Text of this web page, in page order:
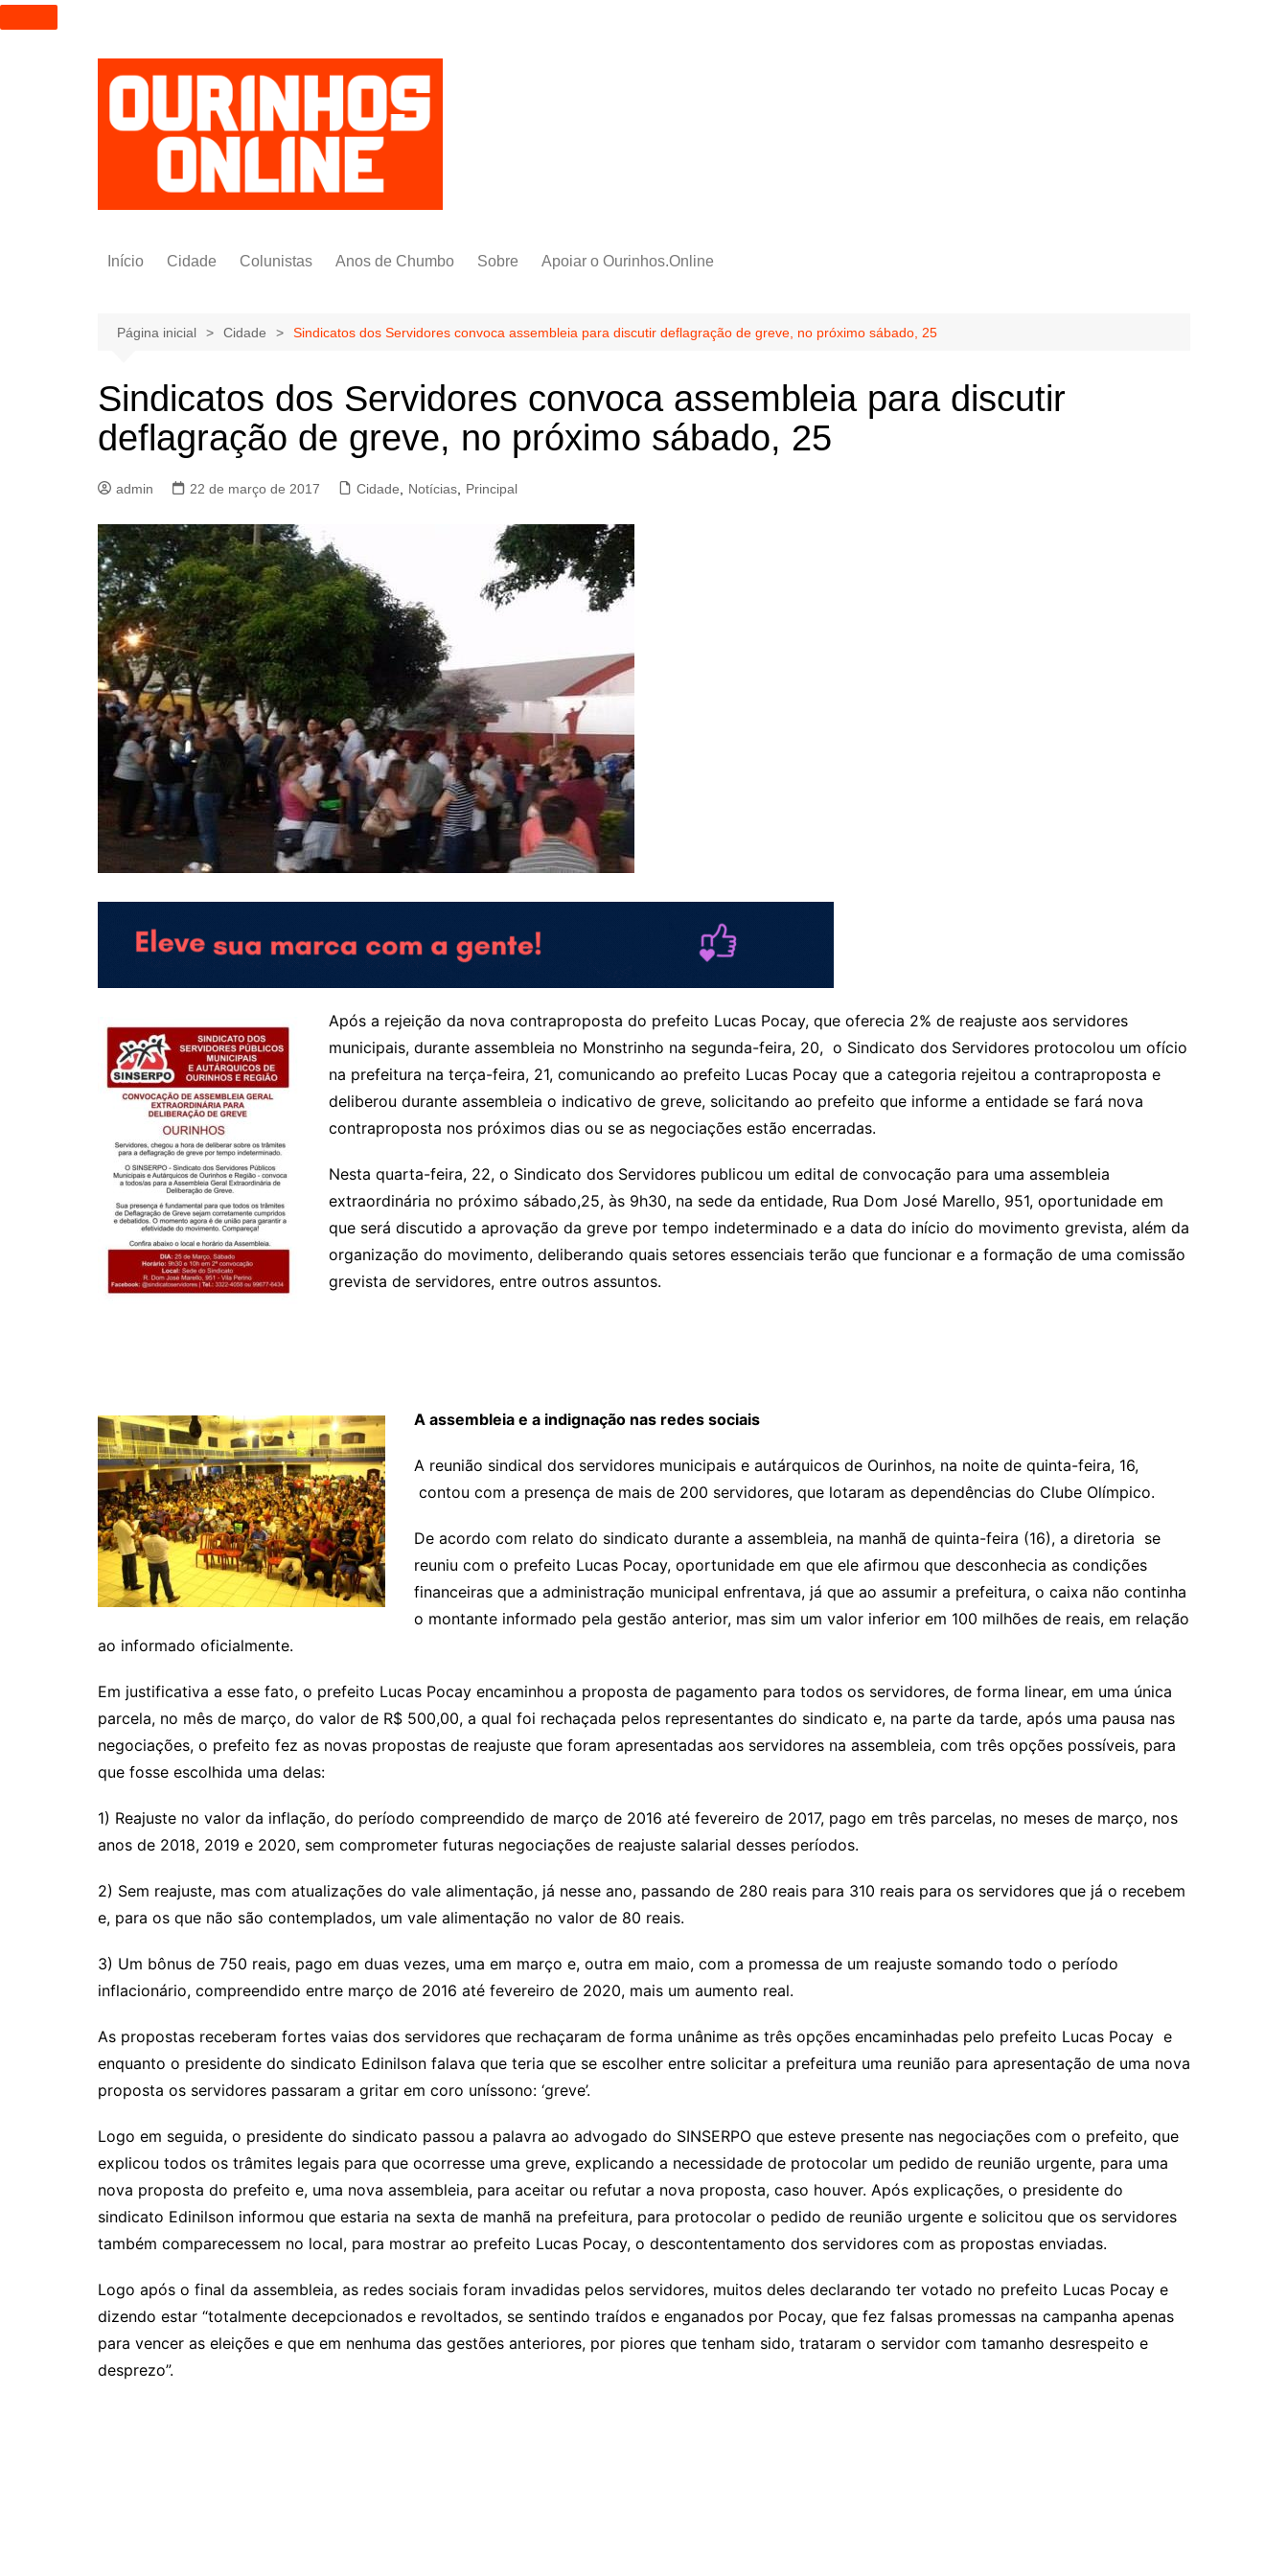
I
r
Início Cidade Colunistas
Pedro Saldida
Bruno Yashinishi
Anos de Chumbo Sobre Apoiar o Ourinhos.Online
Página inicial Cidade Sindicatos dos Servidores convoca assembleia para discutir deflagração de greve, no próximo sábado, 25
Sindicatos dos Servidores convoca assembleia para discutir
deflagração de greve, no próximo sábado, 25
admin 22 de março de 2017 Cidade, Notícias, Principal
Após a rejeição da nova contraproposta do prefeito Lucas Pocay, que oferecia 2% de reajuste aos servidores
municipais, durante assembleia no Monstrinho na segunda-feira, 20, o Sindicato dos Servidores protocolou um ofício
na prefeitura na terça-feira, 21, comunicando ao prefeito Lucas Pocay que a categoria rejeitou a contraproposta e
deliberou durante assembleia o indicativo de greve, solicitando ao prefeito que informe a entidade se fará nova
contraproposta nos próximos dias ou se as negociações estão encerradas.
Nesta quarta-feira, 22, o Sindicato dos Servidores publicou um edital de convocação para uma assembleia
extraordinária no próximo sábado,25, às 9h30, na sede da entidade, Rua Dom José Marello, 951, oportunidade em
que será discutido a aprovação da greve por tempo indeterminado e a data do início do movimento grevista, além da
organização do movimento, deliberando quais setores essenciais terão que funcionar e a formação de uma comissão
grevista de servidores, entre outros assuntos.
A assembleia e a indignação nas redes sociais
A reunião sindical dos servidores municipais e autárquicos de Ourinhos, na noite de quinta-feira, 16,
contou com a presença de mais de 200 servidores, que lotaram as dependências do Clube Olímpico.
De acordo com relato do sindicato durante a assembleia, na manhã de quinta-feira (16), a diretoria se
reuniu com o prefeito Lucas Pocay, oportunidade em que ele afirmou que desconhecia as condições
financeiras que a administração municipal enfrentava, já que ao assumir a prefeitura, o caixa não continha
o montante informado pela gestão anterior, mas sim um valor inferior em 100 milhões de reais, em relação
ao informado oficialmente.
Em justificativa a esse fato, o prefeito Lucas Pocay encaminhou a proposta de pagamento para todos os servidores, de forma linear, em uma única
parcela, no mês de março, do valor de R$ 500,00, a qual foi rechaçada pelos representantes do sindicato e, na parte da tarde, após uma pausa nas
negociações, o prefeito fez as novas propostas de reajuste que foram apresentadas aos servidores na assembleia, com três opções possíveis, para
que fosse escolhida uma delas:
1) Reajuste no valor da inflação, do período compreendido de março de 2016 até fevereiro de 2017, pago em três parcelas, no meses de março, nos
anos de 2018, 2019 e 2020, sem comprometer futuras negociações de reajuste salarial desses períodos.
2) Sem reajuste, mas com atualizações do vale alimentação, já nesse ano, passando de 280 reais para 310 reais para os servidores que já o recebem
e, para os que não são contemplados, um vale alimentação no valor de 80 reais.
3) Um bônus de 750 reais, pago em duas vezes, uma em março e, outra em maio, com a promessa de um reajuste somando todo o período
inflacionário, compreendido entre março de 2016 até fevereiro de 2020, mais um aumento real.
As propostas receberam fortes vaias dos servidores que rechaçaram de forma unânime as três opções encaminhadas pelo prefeito Lucas Pocay e
enquanto o presidente do sindicato Edinilson falava que teria que se escolher entre solicitar a prefeitura uma reunião para apresentação de uma nova
proposta os servidores passaram a gritar em coro uníssono: ‘greve’.
Logo em seguida, o presidente do sindicato passou a palavra ao advogado do SINSERPO que esteve presente nas negociações com o prefeito, que
explicou todos os trâmites legais para que ocorresse uma greve, explicando a necessidade de protocolar um pedido de reunião urgente, para uma
nova proposta do prefeito e, uma nova assembleia, para aceitar ou refutar a nova proposta, caso houver. Após explicações, o presidente do
sindicato Edinilson informou que estaria na sexta de manhã na prefeitura, para protocolar o pedido de reunião urgente e solicitou que os servidores
também comparecessem no local, para mostrar ao prefeito Lucas Pocay, o descontentamento dos servidores com as propostas enviadas.
Logo após o final da assembleia, as redes sociais foram invadidas pelos servidores, muitos deles declarando ter votado no prefeito Lucas Pocay e
dizendo estar “totalmente decepcionados e revoltados, se sentindo traídos e enganados por Pocay, que fez falsas promessas na campanha apenas
para vencer as eleições e que em nenhuma das gestões anteriores, por piores que tenham sido, trataram o servidor com tamanho desrespeito e
desprezo”.